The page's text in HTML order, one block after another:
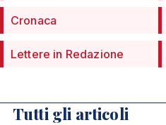
Cronaca
Lettere in Redazione
Tutti gli articoli